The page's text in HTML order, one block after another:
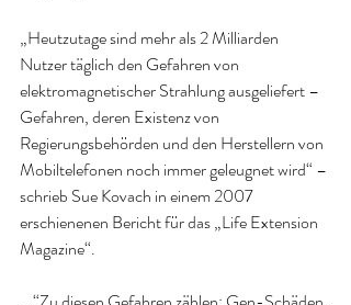
„Heutzutage sind mehr als 2 Milliarden
Nutzer täglich den Gefahren von
elektromagnetischer Strahlung ausgeliefert –
Gefahren, deren Existenz von
Regierungsbehörden und den Herstellern von
Mobiltelefonen noch immer geleugnet wird“ –
schrieb Sue Kovach in einem 2007
erschienenen Bericht für das „Life Extension
Magazine“.